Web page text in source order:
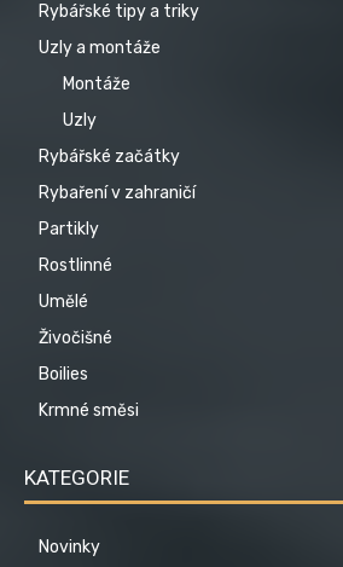
Rybářské tipy a triky
Uzly a montáže
Montáže
Uzly
Rybářské začátky
Rybaření v zahraničí
Partikly
Rostlinné
Umělé
Živočišné
Boilies
Krmné směsi
KATEGORIE
Novinky